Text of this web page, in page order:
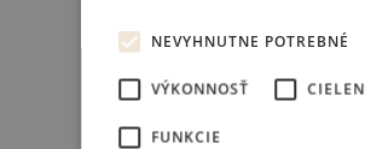
NEVYHNUTNE POTREBNÉ
VÝKONNOSŤ
FUNKCIE